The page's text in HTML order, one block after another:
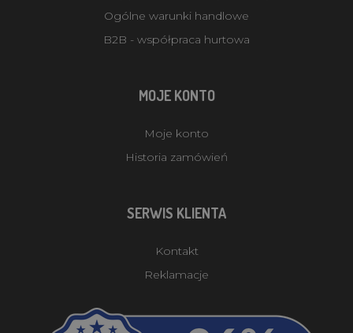
Ogólne warunki handlowe
B2B - współpraca hurtowa
MOJE KONTO
Moje konto
Historia zamówień
SERWIS KLIENTA
Kontakt
Reklamacje